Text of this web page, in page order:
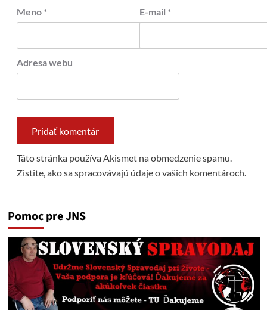
Meno * E-mail *
Adresa webu
Táto stránka používa Akismet na obmedzenie spamu.
Zistite, ako sa spracovávajú údaje o vašich komentároch.
Pomoc pre JNS